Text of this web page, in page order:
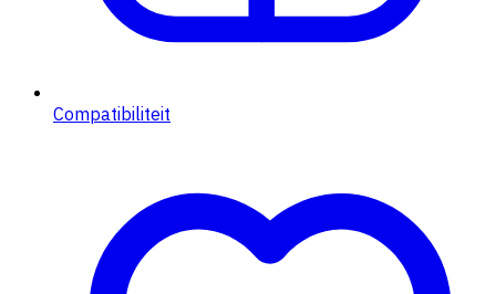
Compatibiliteit